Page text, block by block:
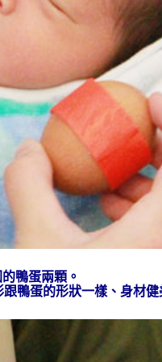
的鴨蛋兩顆。
鴨蛋的形狀一樣、身材健